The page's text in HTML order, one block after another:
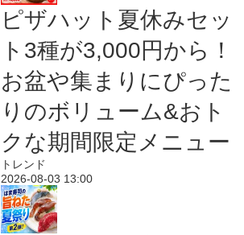
ピザハット夏休みセッ
ト3種が3,000円から！
お盆や集まりにぴった
りのボリューム&おト
クな期間限定メニュー
トレンド
2026-08-03 13:00